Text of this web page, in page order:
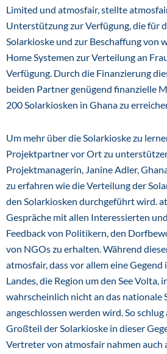
Limited und atmosfair, stellte
Unterstützung zur Verfügung, die für
Solarkioske und zur Beschaffung von
Home Systemen zur Verteilung an
Verfügung. Durch die Finanzierung
beiden Partner genügend finanzielle
200 Solarkiosken in Ghana zu
Um mehr über die Solarkioske zu
Projektpartner vor Ort zu
Projektmanagerin, Janine Adler,
zu erfahren wie die Verteilung der
den Solarkiosken durchgeführt wird.
Gespräche mit allen Interessierten
Feedback von Politikern, den
von NGOs zu erhalten. Während
atmosfair, dass vor allem eine Gegend
Landes, die Region um den See Volta,
wahrscheinlich nicht an das nationale
angeschlossen werden wird. So
Großteil der Solarkioske in dieser
Vertreter von atmosfair nahmen auch